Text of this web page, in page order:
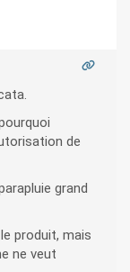
de
grand
produit, mais
ne veut